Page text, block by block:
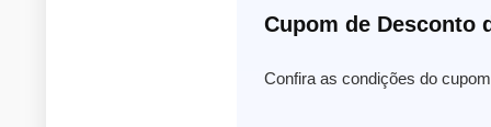
Cupom de Desconto
Confira as condições do